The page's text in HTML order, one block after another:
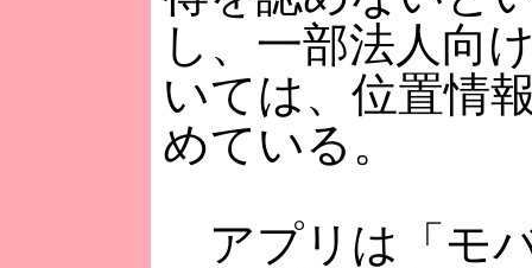
し、一部法人向
いては、位置情
めている。
アプリは「モ